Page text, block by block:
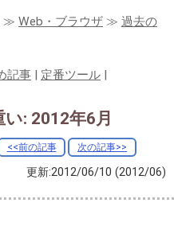
≫ Web・ブラウザ ≫ 過去の
記事 | 定番ツール |
: 2012年6月
<<前の記事 次の記事>>
更新:2012/06/10 (2012/06)